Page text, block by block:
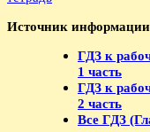
Источник
ГДЗ к
1 часть
ГДЗ к
2 часть
Все ГДЗ